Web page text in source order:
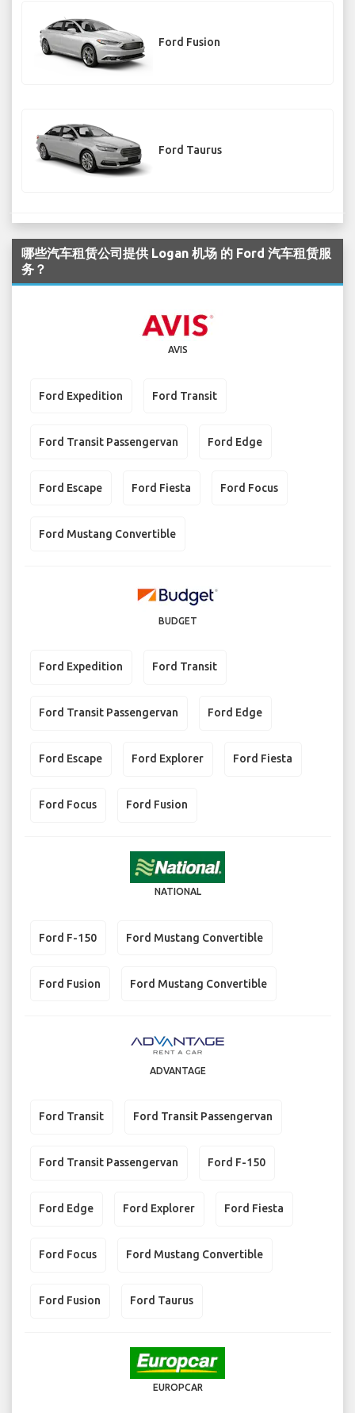
Ford Fusion
Ford Taurus
哪些汽车租赁公司提供 Logan 机场 的 Ford 汽车租赁服
务？
AVIS
Ford Expedition Ford Transit
Ford Transit Passengervan Ford Edge
Ford Escape Ford Fiesta Ford Focus
Ford Mustang Convertible
BUDGET
Ford Expedition Ford Transit
Ford Transit Passengervan Ford Edge
Ford Escape Ford Explorer Ford Fiesta
Ford Focus Ford Fusion
NATIONAL
Ford F-150 Ford Mustang Convertible
Ford Fusion Ford Mustang Convertible
ADVANTAGE
Ford Transit Ford Transit Passengervan
Ford Transit Passengervan Ford F-150
Ford Edge Ford Explorer Ford Fiesta
Ford Focus Ford Mustang Convertible
Ford Fusion Ford Taurus
EUROPCAR